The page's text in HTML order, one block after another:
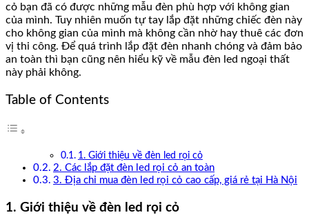
cỏ bạn đã có được những mẫu đèn phù hợp với không gian
của mình. Tuy nhiên muốn tự tay lắp đặt những chiếc đèn này
cho không gian của mình mà không cần nhờ hay thuê các đơn
vị thi công. Để quá trình lắp đặt đèn nhanh chóng và đảm bảo
an toàn thì bạn cũng nên hiểu kỹ về mẫu đèn led ngoại thất
này phải không.
Table of Contents
1. Giới thiệu về đèn led rọi cỏ
2. Các lắp đặt đèn led rọi cỏ an toàn
3. Địa chỉ mua đèn led rọi cỏ cao cấp, giá rẻ tại Hà Nội
1. Giới thiệu về đèn led rọi cỏ